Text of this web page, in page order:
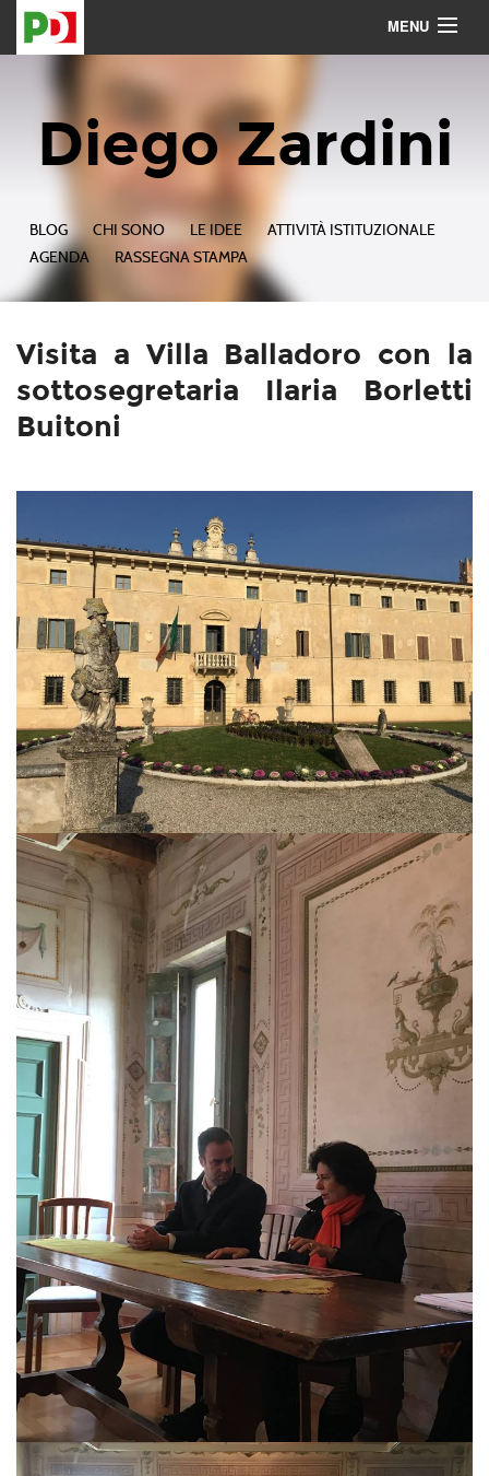
MENU
Diego Zardini
BLOG CHI SONO LE IDEE
ATTIVITÀ ISTITUZIONALE
AGENDA
RASSEGNA STAMPA
Visita a Villa Balladoro con la
sottosegretaria Ilaria Borletti
Buitoni